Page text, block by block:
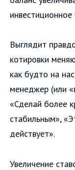
Выглядит
котировки
как будто на
менеджер (или
«Сделай более
стабильным»,
действует».
Увеличение